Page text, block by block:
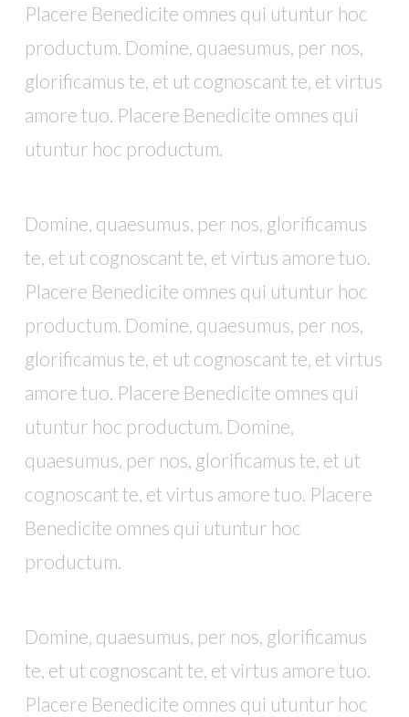
Placere Benedicite omnes qui utuntur hoc
productum. Domine, quaesumus, per nos,
glorificamus te, et ut cognoscant te, et virtus
amore tuo. Placere Benedicite omnes qui
utuntur hoc productum.
Domine, quaesumus, per nos, glorificamus
te, et ut cognoscant te, et virtus amore tuo.
Placere Benedicite omnes qui utuntur hoc
productum. Domine, quaesumus, per nos,
glorificamus te, et ut cognoscant te, et virtus
amore tuo. Placere Benedicite omnes qui
utuntur hoc productum. Domine,
quaesumus, per nos, glorificamus te, et ut
cognoscant te, et virtus amore tuo. Placere
Benedicite omnes qui utuntur hoc
productum.
Domine, quaesumus, per nos, glorificamus
te, et ut cognoscant te, et virtus amore tuo.
Placere Benedicite omnes qui utuntur hoc